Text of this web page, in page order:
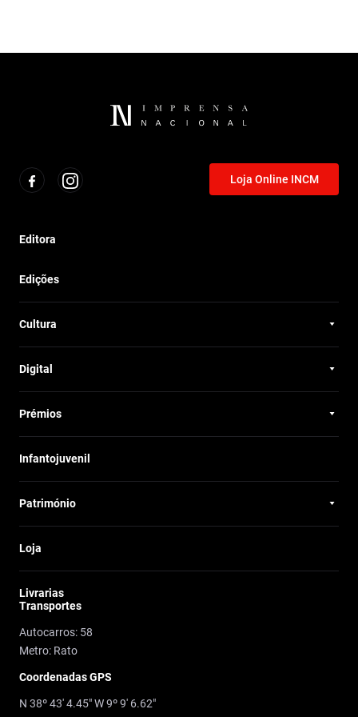
Loja Online INCM
Editora
Edições
Cultura
Digital
Prémios
Infantojuvenil
Património
Loja
Livrarias
Transportes
Autocarros: 58
Metro: Rato
Coordenadas GPS
N 38º 43' 4.45" W 9º 9' 6.62"